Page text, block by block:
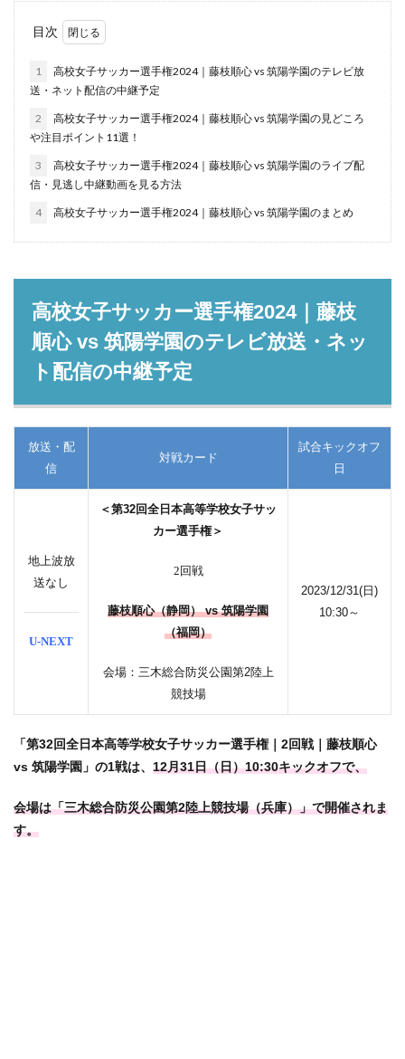
目次
1
高校女子サッカー選手権2024｜藤枝順心 vs 筑陽学園のテレビ放
送・ネット配信の中継予定
2
高校女子サッカー選手権2024｜藤枝順心 vs 筑陽学園の見どころ
や注目ポイント11選！
3
高校女子サッカー選手権2024｜藤枝順心 vs 筑陽学園のライブ配
信・見逃し中継動画を見る方法
4 高校女子サッカー選手権2024｜藤枝順心 vs 筑陽学園のまとめ
高校女子サッカー選手権2024｜藤枝
順心 vs 筑陽学園のテレビ放送・ネッ
ト配信の中継予定
放送・配
信
対戦カード
試合キックオフ
日
地上波放
送なし
U-NEXT
＜第32回全日本高等学校女子サッ
カー選手権＞
2回戦
藤枝順心（静岡） vs 筑陽学園
（福岡）
会場：三木総合防災公園第2陸上
競技場
2023/12/31(日)
10:30～
「第32回全日本高等学校女子サッカー選手権｜2回戦｜藤枝順心
vs 筑陽学園 」の1戦は、 12月31日（日）10:30キックオフで、
会場は「三木総合防災公園第2陸上競技場（兵庫）」で開催されま
す。